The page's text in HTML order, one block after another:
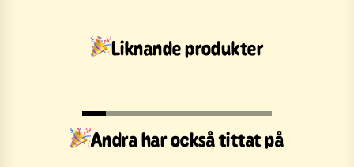
Liknande produkter
Andra har också tittat på